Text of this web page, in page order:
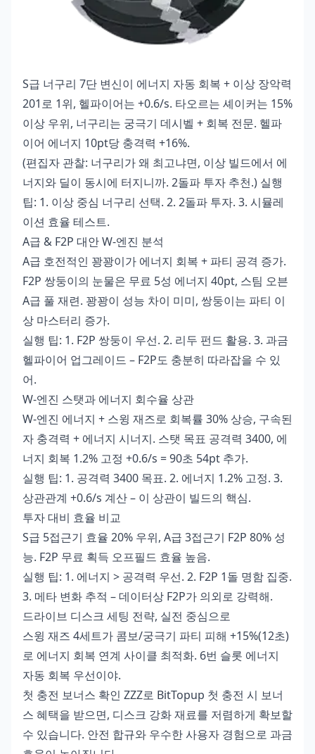
S급 너구리 7단 변신이 에너지 자동 회복 + 이상 장악력
201로 1위, 헬파이어는 +0.6/s. 타오르는 셰이커는 15%
이상 우위, 너구리는 궁극기 데시벨 + 회복 전문. 헬파
이어 에너지 10pt당 충격력 +16%.
(편집자 관찰: 너구리가 왜 최고냐면, 이상 빌드에서 에
너지와 딜이 동시에 터지니까. 2돌파 투자 추천.) 실행
팁: 1. 이상 중심 너구리 선택. 2. 2돌파 투자. 3. 시뮬레
이션 효율 테스트.
A급 & F2P 대안 W-엔진 분석
A급 호전적인 꽝꽝이가 에너지 회복 + 파티 공격 증가.
F2P 쌍둥이의 눈물은 무료 5성 에너지 40pt, 스팀 오븐
A급 풀 재련. 꽝꽝이 성능 차이 미미, 쌍둥이는 파티 이
상 마스터리 증가.
실행 팁: 1. F2P 쌍둥이 우선. 2. 리두 펀드 활용. 3. 과금
헬파이어 업그레이드 – F2P도 충분히 따라잡을 수 있
어.
W-엔진 스탯과 에너지 회수율 상관
W-엔진 에너지 + 스윙 재즈로 회복률 30% 상승, 구속된
자 충격력 + 에너지 시너지. 스탯 목표 공격력 3400, 에
너지 회복 1.2% 고정 +0.6/s = 90초 54pt 추가.
실행 팁: 1. 공격력 3400 목표. 2. 에너지 1.2% 고정. 3.
상관관계 +0.6/s 계산 – 이 상관이 빌드의 핵심.
투자 대비 효율 비교
S급 5접근기 효율 20% 우위, A급 3접근기 F2P 80% 성
능. F2P 무료 획득 오프필드 효율 높음.
실행 팁: 1. 에너지 > 공격력 우선. 2. F2P 1돌 명함 집중.
3. 메타 변화 추적 – 데이터상 F2P가 의외로 강력해.
드라이브 디스크 세팅 전략, 실전 중심으로
스윙 재즈 4세트가 콤보/궁극기 파티 피해 +15%(12초)
로 에너지 회복 연계 사이클 최적화. 6번 슬롯 에너지
자동 회복 우선이야.
첫 충전 보너스 확인 ZZZ로 BitTopup 첫 충전 시 보너
스 혜택을 받으면, 디스크 강화 재료를 저렴하게 확보할
수 있습니다. 안전 합규와 우수한 사용자 경험으로 과금